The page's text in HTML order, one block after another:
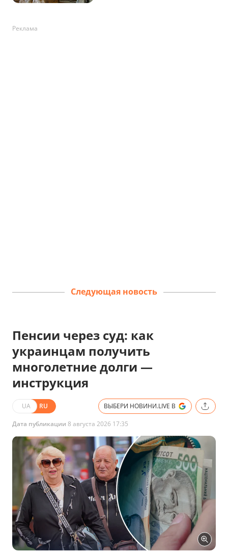
Реклама
Следующая новость
Пенсии через суд: как
украинцам получить
многолетние долги —
инструкция
UA RU ВЫБЕРИ НОВИНИ.LIVE В
Дата публикации 8 августа 2026 17:35